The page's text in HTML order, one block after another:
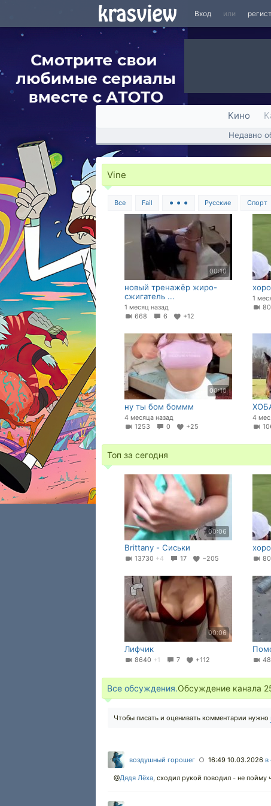
Вход или
Кино
Недавно
Vine
Все Fail ⚫ ⚫ ⚫ Русские Спорт
00:10
новый тренажёр жиро-
сжигатель ...
1 месяц назад
668
6 +12
1
00:10
ну ты бом боммм
4 месяца назад
1253
0 +25
4
Топ за сегодня
00:06
Brittany - Сиськи
13730 +4 17 −205
00:06
Лифчик
8640 +1 7 +112
Все обсуждения.Обсуждение канала
Чтобы писать и оценивать комментарии нужно
воздушный горошег ○ 16:49 10.03.2026 в
@Дядя Лёха, сходил рукой поводил - не пойму